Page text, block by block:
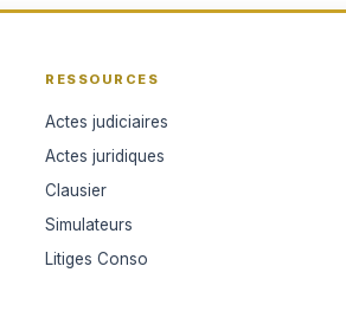
RESSOURCES
Actes judiciaires
Actes juridiques
Clausier
Simulateurs
Litiges Conso